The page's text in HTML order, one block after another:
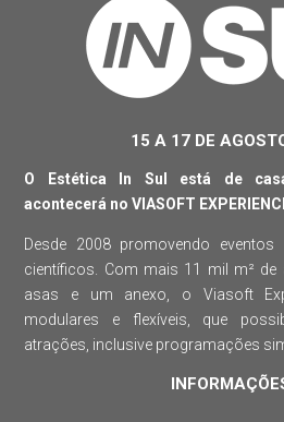
15 A 17 DE
O Estética In Sul está de
acontecerá no VIASOFT
Desde 2008 promovendo
científicos. Com mais 11 mil m² de
asas e um anexo, o Viasoft
modulares e flexíveis, que
atrações, inclusive programações